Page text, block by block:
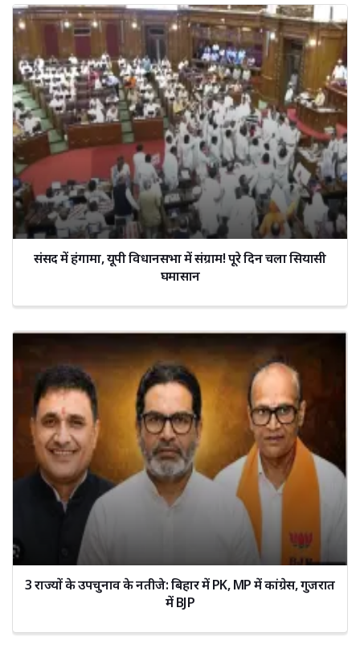
संसद में हंगामा, यूपी विधानसभा में संग्राम! पूरे दिन चला सियासी
घमासान
3 राज्यों के उपचुनाव के नतीजे: बिहार में PK, MP में कांग्रेस, गुजरात
में BJP